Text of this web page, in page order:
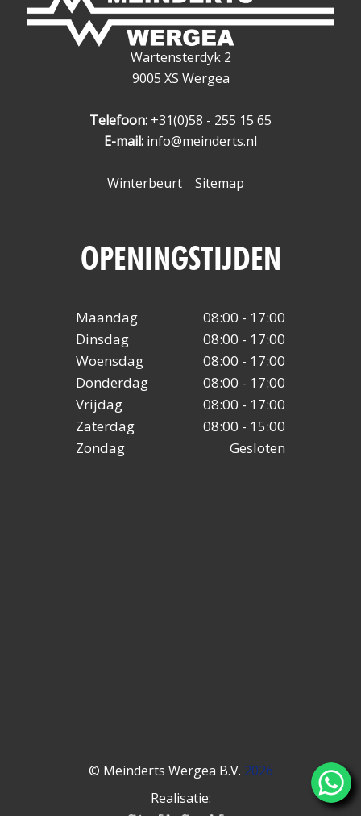
Wartensterdyk 2
9005 XS Wergea
Telefoon: +31(0)58 - 255 15 65
E-mail: info@meinderts.nl
Winterbeurt Sitemap
OPENINGSTIJDEN
Maandag
08:00 - 17:00
Dinsdag
08:00 - 17:00
Woensdag
08:00 - 17:00
Donderdag
08:00 - 17:00
Vrijdag
08:00 - 17:00
Zaterdag
08:00 - 15:00
Zondag
Gesloten
© Meinderts Wergea B.V. 2026
Realisatie: